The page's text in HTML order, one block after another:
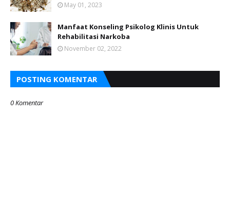
May 01, 2023
Manfaat Konseling Psikolog Klinis Untuk
Rehabilitasi Narkoba
November 02, 2022
POSTING KOMENTAR
0 Komentar